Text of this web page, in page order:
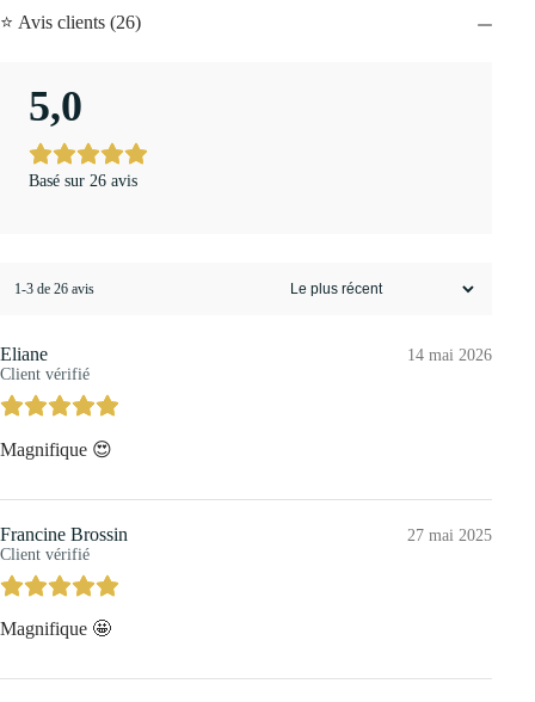
⭐ Avis clients (26)
5,0
Basé sur 26 avis
1-3 de 26 avis
Eliane
Client vérifié
14 mai 2026
Magnifique 😍
Francine Brossin
Client vérifié
27 mai 2025
Magnifique 🤩